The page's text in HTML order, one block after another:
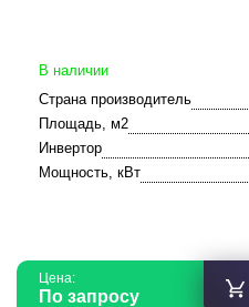
В наличии
Страна производитель
Площадь, м2
Инвертор
Мощность, кВт
Цена:
По запросу